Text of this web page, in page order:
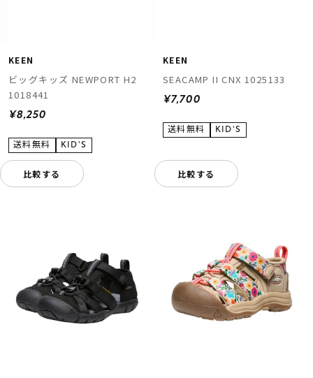
KEEN
ビッグキッズ NEWPORT H2
1018441
¥8,250
比較する
KEEN
SEACAMP II CNX 1025133
¥7,700
比較する